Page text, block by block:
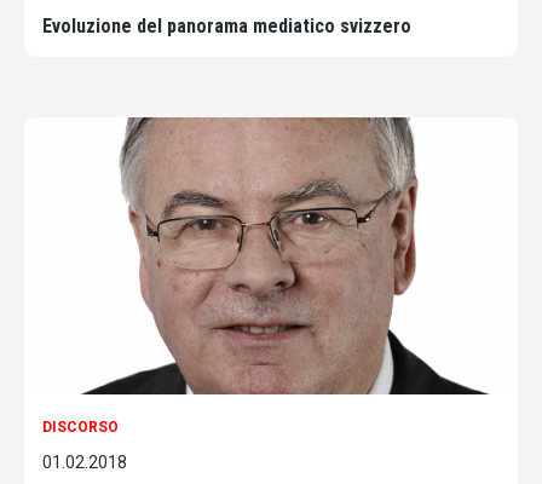
Evoluzione del panorama mediatico svizzero
DISCORSO
01.02.2018